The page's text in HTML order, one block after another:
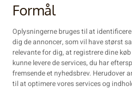
Formål
Oplysningerne bruges til at
dig de annoncer, som vil have størst
relevante for dig, at registrere dine
kunne levere de services, du har
fremsende et nyhedsbrev. Herudover
til at optimere vores services og